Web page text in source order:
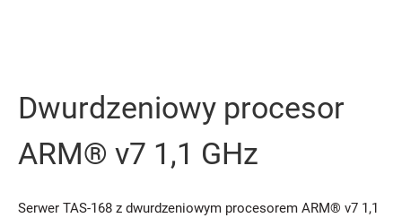
Dwurdzeniowy procesor
ARM® v7 1,1 GHz
Serwer TAS-168 z dwurdzeniowym procesorem ARM® v7 1,1